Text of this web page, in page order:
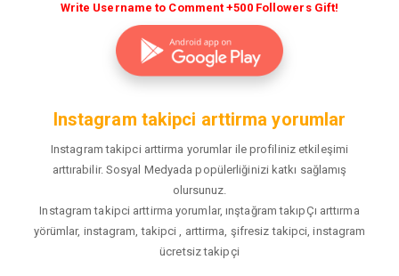
Write Username to Comment +500 Followers Gift!
Instagram takipci arttirma yorumlar
Instagram takipci arttirma yorumlar ile profiliniz etkileşimi
arttırabilir. Sosyal Medyada popülerliğinizi katkı sağlamış
olursunuz.
Instagram takipci arttirma yorumlar, ınştağram takıpÇı arttırma
yörümlar, instagram, takipci , arttirma, şifresiz takipci, instagram
ücretsiz takipçi